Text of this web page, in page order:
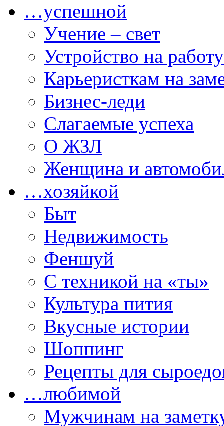
…успешной
Учение – свет
Устройство на работу
Карьеристкам на
Бизнес-леди
Слагаемые успеха
О ЖЗЛ
Женщина и
…хозяйкой
Быт
Недвижимость
Феншуй
С техникой на «ты»
Культура пития
Вкусные истории
Шоппинг
Рецепты для
…любимой
Мужчинам на